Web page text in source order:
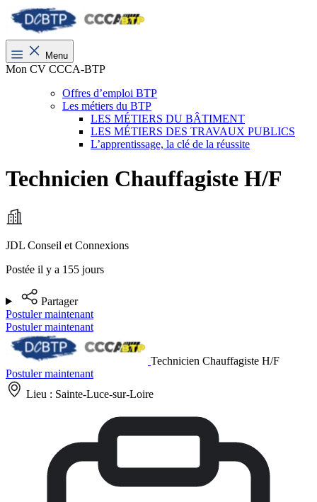
Menu
Mon CV CCCA-BTP
Offres d’emploi BTP
Les métiers du BTP
LES MÉTIERS DU BÂTIMENT
LES MÉTIERS DES TRAVAUX PUBLICS
L’apprentissage, la clé de la réussite
Technicien Chauffagiste H/F
JDL Conseil et Connexions
Postée il y a 155 jours
Partager
Postuler maintenant
Postuler maintenant
Technicien Chauffagiste H/F
Postuler maintenant
Lieu : Sainte-Luce-sur-Loire